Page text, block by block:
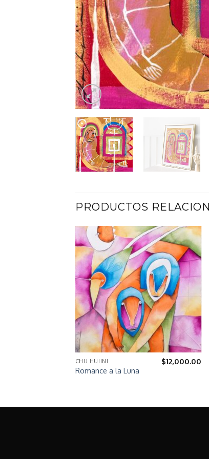
PRODUCTOS
CHU HUIINI
Romance a la Luna
$12,000.00